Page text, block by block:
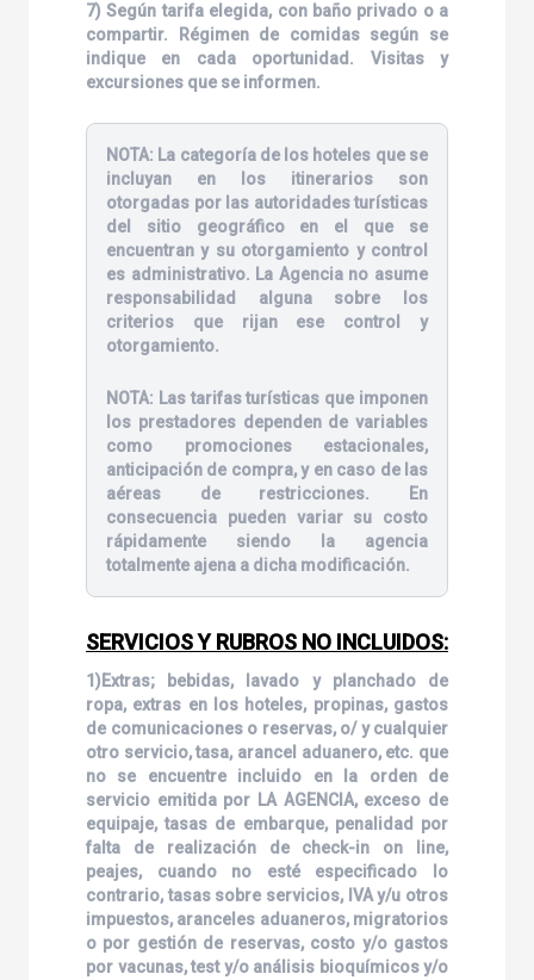
7) Según tarifa elegida, con baño privado o a
compartir. Régimen de comidas según se
indique en cada oportunidad. Visitas y
excursiones que se informen.
NOTA: La categoría de los hoteles que se
incluyan en los itinerarios son
otorgadas por las autoridades turísticas
del sitio geográfico en el que se
encuentran y su otorgamiento y control
es administrativo. La Agencia no asume
responsabilidad alguna sobre los
criterios que rijan ese control y
otorgamiento.
NOTA: Las tarifas turísticas que imponen
los prestadores dependen de variables
como promociones estacionales,
anticipación de compra, y en caso de las
aéreas de restricciones. En
consecuencia pueden variar su costo
rápidamente siendo la agencia
totalmente ajena a dicha modificación.
SERVICIOS Y RUBROS NO INCLUIDOS:
1)Extras; bebidas, lavado y planchado de
ropa, extras en los hoteles, propinas, gastos
de comunicaciones o reservas, o/ y cualquier
otro servicio, tasa, arancel aduanero, etc. que
no se encuentre incluido en la orden de
servicio emitida por LA AGENCIA, exceso de
equipaje, tasas de embarque, penalidad por
falta de realización de check-in on line,
peajes, cuando no esté especificado lo
contrario, tasas sobre servicios, IVA y/u otros
impuestos, aranceles aduaneros, migratorios
o por gestión de reservas, costo y/o gastos
por vacunas, test y/o análisis bioquímicos y/o